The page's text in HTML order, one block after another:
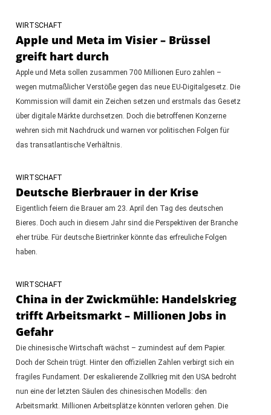
WIRTSCHAFT
Apple und Meta im Visier – Brüssel
greift hart durch
Apple und Meta sollen zusammen 700 Millionen Euro zahlen –
wegen mutmaßlicher Verstöße gegen das neue EU-Digitalgesetz. Die
Kommission will damit ein Zeichen setzen und erstmals das Gesetz
über digitale Märkte durchsetzen. Doch die betroffenen Konzerne
wehren sich mit Nachdruck und warnen vor politischen Folgen für
das transatlantische Verhältnis.
WIRTSCHAFT
Deutsche Bierbrauer in der Krise
Eigentlich feiern die Brauer am 23. April den Tag des deutschen
Bieres. Doch auch in diesem Jahr sind die Perspektiven der Branche
eher trübe. Für deutsche Biertrinker könnte das erfreuliche Folgen
haben.
WIRTSCHAFT
China in der Zwickmühle: Handelskrieg
trifft Arbeitsmarkt – Millionen Jobs in
Gefahr
Die chinesische Wirtschaft wächst – zumindest auf dem Papier.
Doch der Schein trügt. Hinter den offiziellen Zahlen verbirgt sich ein
fragiles Fundament. Der eskalierende Zollkrieg mit den USA bedroht
nun eine der letzten Säulen des chinesischen Modells: den
Arbeitsmarkt. Millionen Arbeitsplätze könnten verloren gehen. Die